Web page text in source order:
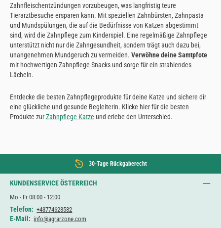
Zahnfleischentzündungen vorzubeugen, was langfristig teure
Tierarztbesuche ersparen kann. Mit speziellen Zahnbürsten, Zahnpasta
und Mundspülungen, die auf die Bedürfnisse von Katzen abgestimmt
sind, wird die Zahnpflege zum Kinderspiel. Eine regelmäßige Zahnpflege
unterstützt nicht nur die Zahngesundheit, sondern trägt auch dazu bei,
unangenehmen Mundgeruch zu vermeiden. Verwöhne deine Samtpfote
mit hochwertigen Zahnpflege-Snacks und sorge für ein strahlendes
Lächeln.
Entdecke die besten Zahnpflegeprodukte für deine Katze und sichere dir
eine glückliche und gesunde Begleiterin. Klicke hier für die besten
Produkte zurZahnpflege Katze und erlebe den Unterschied.
30-Tage Rückgaberecht
KUNDENSERVICE ÖSTERREICH
Mo - Fr 08:00 - 12:00
Telefon: +43774628582
E-Mail: info@agrarzone.com